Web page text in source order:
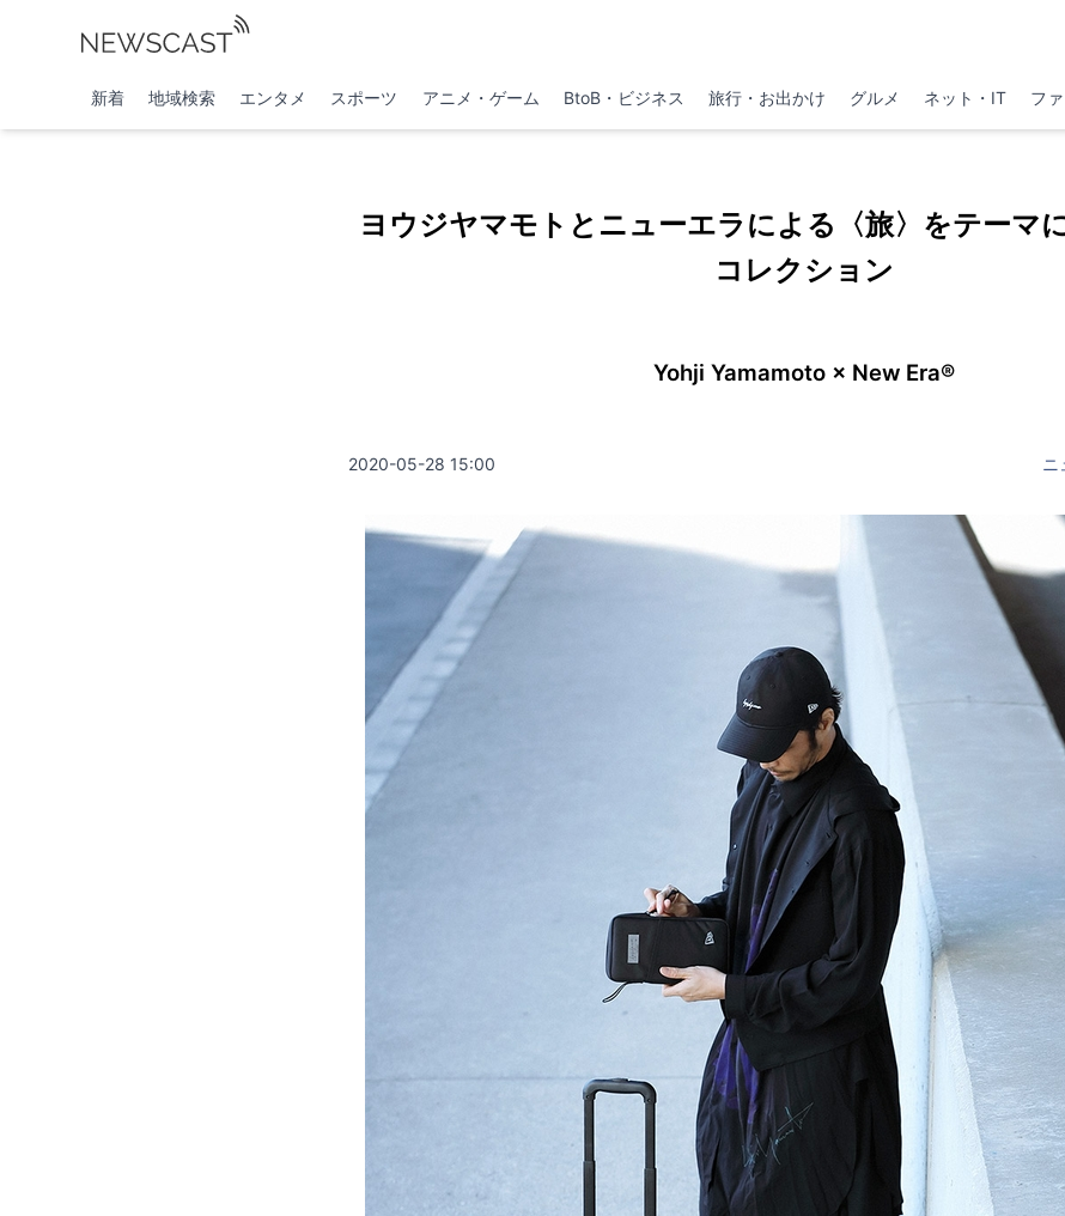
新着 地域検索 エンタメ スポーツ アニメ・ゲーム BtoB・ビジネス 旅行・お出かけ グルメ ネット・IT フ
ヨウジヤマモトとニューエラによる〈旅〉をテーマ
コレクション
Yohji Yamamoto × New Era®
2020-05-28 15:00 ニ